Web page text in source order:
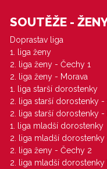
SOUTĚŽE -
Doprastav liga
1. liga ženy
2. liga ženy - Čechy 1
2. liga ženy - Morava
1. liga starší dorostenky
2. liga starší dorostenky -
2. liga starší dorostenky -
1. liga mladší dorostenky
2. liga mladší dorostenky
2. liga ženy - Čechy 2
2. liga mladší dorostenky